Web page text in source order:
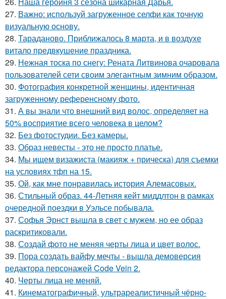
27. Важно: используй загруженное селфи как точную
визуальную основу.
28. Тараданово. Приближалось 8 марта, и в воздухе
витало предвкушение праздника.
29. Нежная тоска по снегу: Рената Литвинова очаровала
пользователей сети своим элегантным зимним образом.
30. Фотография конкретной женщины, идентичная
загруженному референсному фото.
31. А вы знали что внешний вид волос, определяет на
50% восприятие всего человека в целом?
32. Без фотостудии. Без камеры.
33. Образ невесты - это не просто платье.
34. Мы ищем визажиста (макияж + прическа) для съемки
на условиях тфп на 15.
35. Ой, как мне понравилась история Алемасовых.
36. Стильный образ. 44-Летняя кейт миддлтон в рамках
очередной поездки в Уэльсе побывала.
37. Софья Эрнст вышла в свет с мужем, но ее образ
раскритиковали.
38. Создай фото не меняя черты лица и цвет волос.
39. Пора создать вайфу мечты - вышла демоверсия
редактора персонажей Code Vein 2.
40. Черты лица не меняй.
41. Кинематографичный, ультрареалистичный чёрно-